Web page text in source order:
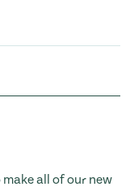
all of our new